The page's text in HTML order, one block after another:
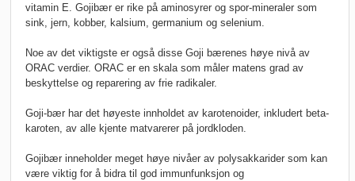
vitamin E. Gojibær er rike på aminosyrer og spor-mineraler som
sink, jern, kobber, kalsium, germanium og selenium.
Noe av det viktigste er også disse Goji bærenes høye nivå av
ORAC verdier. ORAC er en skala som måler matens grad av
beskyttelse og reparering av frie radikaler.
Goji-bær har det høyeste innholdet av karotenoider, inkludert beta-
karoten, av alle kjente matvarerer på jordkloden.
Gojibær inneholder meget høye nivåer av polysakkarider som kan
være viktig for å bidra til god immunfunksjon og